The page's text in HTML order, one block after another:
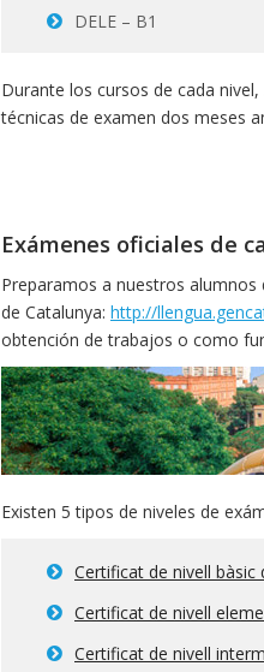
DELE – B1
Durante los cursos de cada
técnicas de examen dos meses
Exámenes oficiales de
Preparamos a nuestros alumnos
de Catalunya: http://
obtención de trabajos o como
Existen 5 tipos de niveles de
Certificat de nivell bàsic
Certificat de nivell
Certificat de nivell